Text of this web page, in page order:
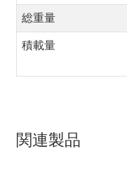
総重量
積載量
関連製品